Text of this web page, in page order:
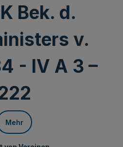
Bek. d.
v.
- IV A 3 –
Mehr